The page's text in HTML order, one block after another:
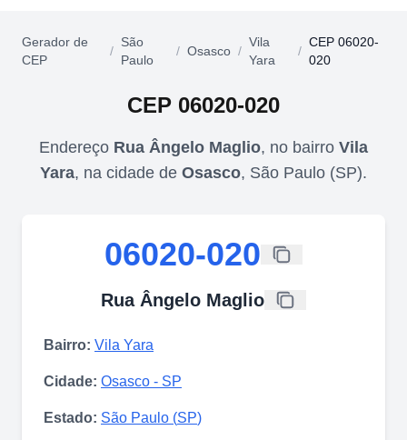
Gerador de
CEP
/
São
Paulo
/ Osasco /
Vila
Yara
/
CEP 06020-
020
CEP 06020-020
Endereço Rua Ângelo Maglio, no bairro Vila
Yara, na cidade de Osasco, São Paulo (SP).
06020-020
Rua Ângelo Maglio
Bairro: Vila Yara
Cidade: Osasco - SP
Estado: São Paulo (SP)